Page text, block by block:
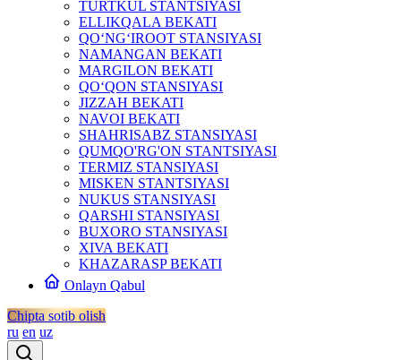
TURTKUL STANTSIYASI
ELLIKQALA BEKATI
QO‘NG‘IROOT STANSIYASI
NAMANGAN BEKATI
MARGILON BEKATI
QO‘QON STANSIYASI
JIZZAH BEKATI
NAVOI BEKATI
SHAHRISABZ STANSIYASI
QUMQO'RG'ON STANTSIYASI
TERMIZ STANSIYASI
MISKEN STANTSIYASI
NUKUS STANSIYASI
QARSHI STANSIYASI
BUXORO STANSIYASI
XIVA BEKATI
KHAZARASP BEKATI
Onlayn Qabul
Chipta sotib olish
ru en uz